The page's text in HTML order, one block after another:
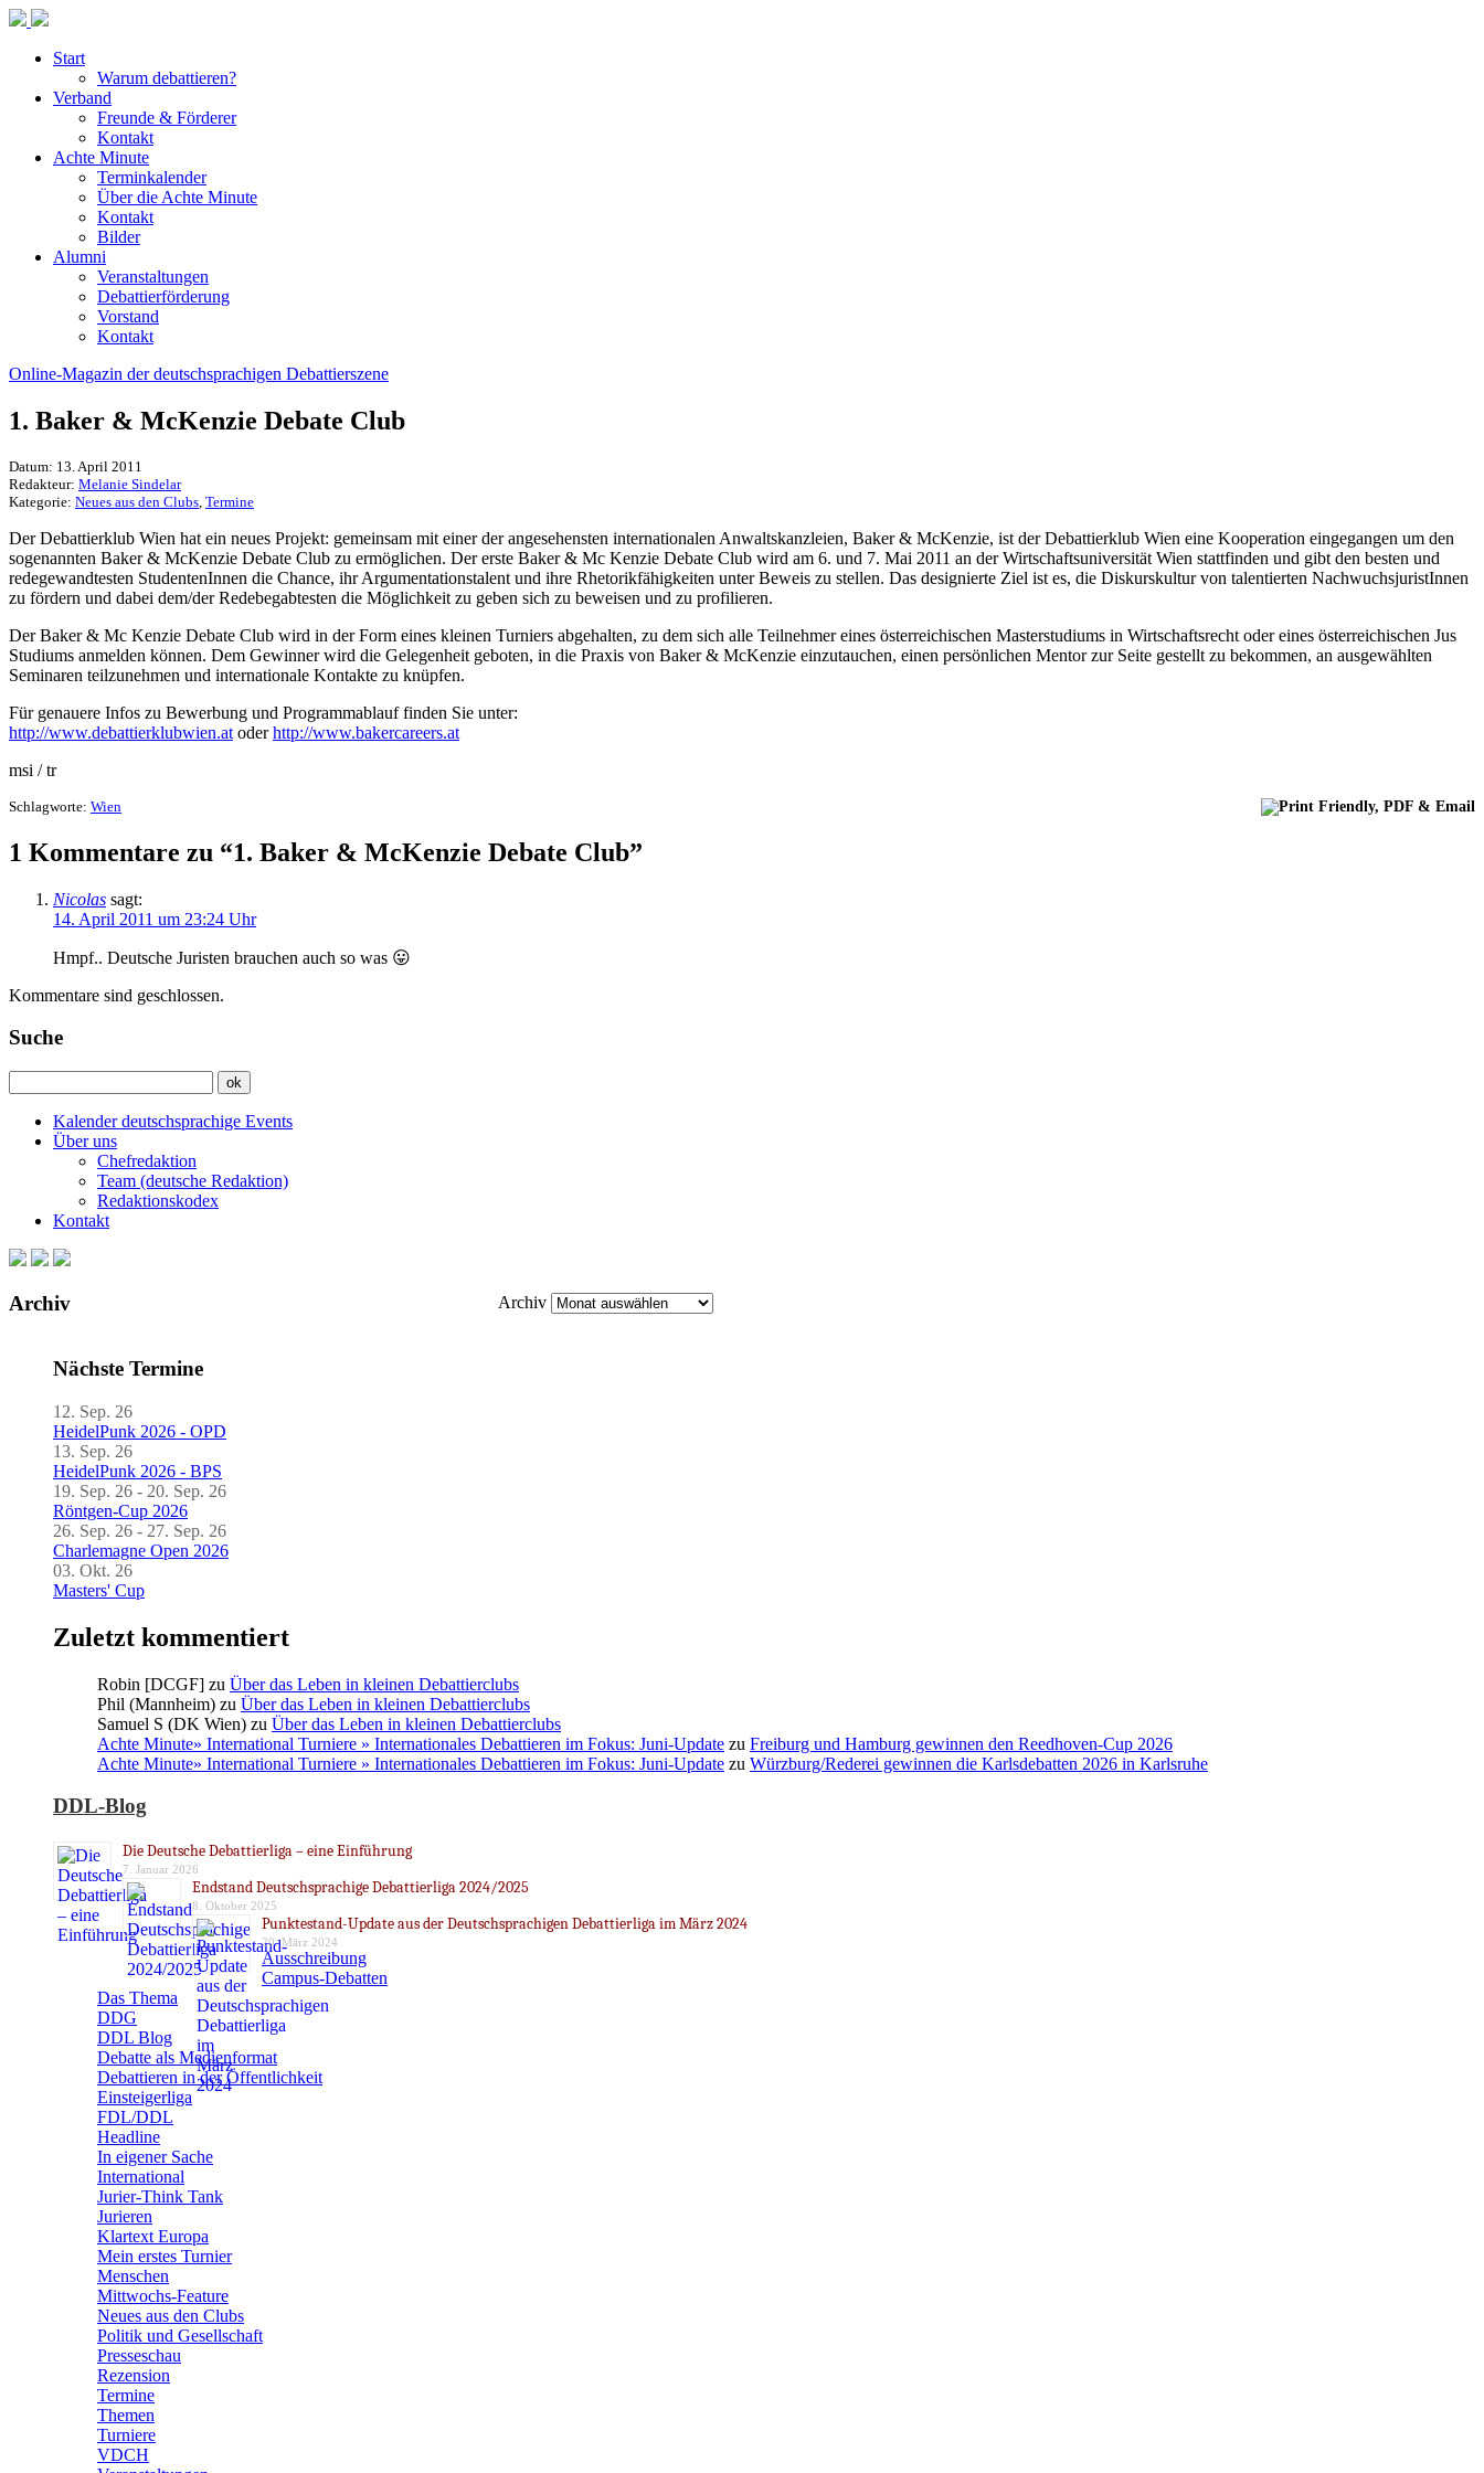
Start
Warum debattieren?
Verband
Freunde & Förderer
Kontakt
Achte Minute
Terminkalender
Über die Achte Minute
Kontakt
Bilder
Alumni
Veranstaltungen
Debattierförderung
Vorstand
Kontakt
Online-Magazin der deutschsprachigen Debattierszene
1. Baker & McKenzie Debate Club
Datum: 13. April 2011
Redakteur: Melanie Sindelar
Kategorie: Neues aus den Clubs Termine
Der Debattierklub Wien hat ein neues Projekt: gemeinsam mit einer der angesehensten internationalen Anwaltskanzleien, Baker & McKenzie, ist der Debattierklub Wien eine Kooperation eingegangen um den
sogenannten Baker & McKenzie Debate Club zu ermöglichen. Der erste Baker & Mc Kenzie Debate Club wird am 6. und 7. Mai 2011 an der Wirtschaftsuniversität Wien stattfinden und gibt den besten und
redegewandtesten StudentenInnen die Chance, ihr Argumentationstalent und ihre Rhetorikfähigkeiten unter Beweis zu stellen. Das designierte Ziel ist es, die Diskurskultur von talentierten NachwuchsjuristInnen
zu fördern und dabei dem/der Redebegabtesten die Möglichkeit zu geben sich zu beweisen und zu profilieren.
Der Baker & Mc Kenzie Debate Club wird in der Form eines kleinen Turniers abgehalten, zu dem sich alle Teilnehmer eines österreichischen Masterstudiums in Wirtschaftsrecht oder eines österreichischen Jus
Studiums anmelden können. Dem Gewinner wird die Gelegenheit geboten, in die Praxis von Baker & McKenzie einzutauchen, einen persönlichen Mentor zur Seite gestellt zu bekommen, an ausgewählten
Seminaren teilzunehmen und internationale Kontakte zu knüpfen.
Für genauere Infos zu Bewerbung und Programmablauf finden Sie unter:
http://www.debattierklubwien.at oderhttp://www.bakercareers.at
msi / tr
Schlagworte: Wien
1 Kommentare zu “1. Baker & McKenzie Debate Club”
Nicolas sagt:
14. April 2011 um 23:24 Uhr
Hmpf.. Deutsche Juristen brauchen auch so was 😛
Kommentare sind geschlossen.
Suche
Kalender deutschsprachige Events
Über uns
Chefredaktion
Team (deutsche Redaktion)
Redaktionskodex
Kontakt
Archiv Archiv
Nächste Termine
12. Sep. 26
HeidelPunk 2026 - OPD
13. Sep. 26
HeidelPunk 2026 - BPS
19. Sep. 26 - 20. Sep. 26
Röntgen-Cup 2026
26. Sep. 26 - 27. Sep. 26
Charlemagne Open 2026
03. Okt. 26
Masters' Cup
Zuletzt kommentiert
Robin [DCGF] zu Über das Leben in kleinen Debattierclubs
Phil (Mannheim) zu Über das Leben in kleinen Debattierclubs
Samuel S (DK Wien) zu Über das Leben in kleinen Debattierclubs
Achte Minute» International Turniere » Internationales Debattieren im Fokus: Juni-Update zu Freiburg und Hamburg gewinnen den Reedhoven-Cup 2026
Achte Minute» International Turniere » Internationales Debattieren im Fokus: Juni-Update zu Würzburg/Rederei gewinnen die Karlsdebatten 2026 in Karlsruhe
DDL-Blog
Die Deutsche Debattierliga – eine Einführung
7. Januar 2026
Endstand Deutschsprachige Debattierliga 2024/2025
8. Oktober 2025
Punktestand-Update aus der Deutschsprachigen Debattierliga im März 2024
20. März 2024
Ausschreibung
Campus-Debatten
Das Thema
DDG
DDL Blog
Debatte als Medienformat
Debattieren in der Öffentlichkeit
Einsteigerliga
FDL/DDL
Headline
In eigener Sache
International
Jurier-Think Tank
Jurieren
Klartext Europa
Mein erstes Turnier
Menschen
Mittwochs-Feature
Neues aus den Clubs
Politik und Gesellschaft
Presseschau
Rezension
Termine
Themen
Turniere
VDCH